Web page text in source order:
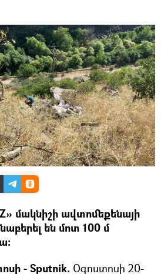
մակնիշի ավտոմեքենայի
են մոտ 100 մ
- Sputnik. Օգոստոսի 20-